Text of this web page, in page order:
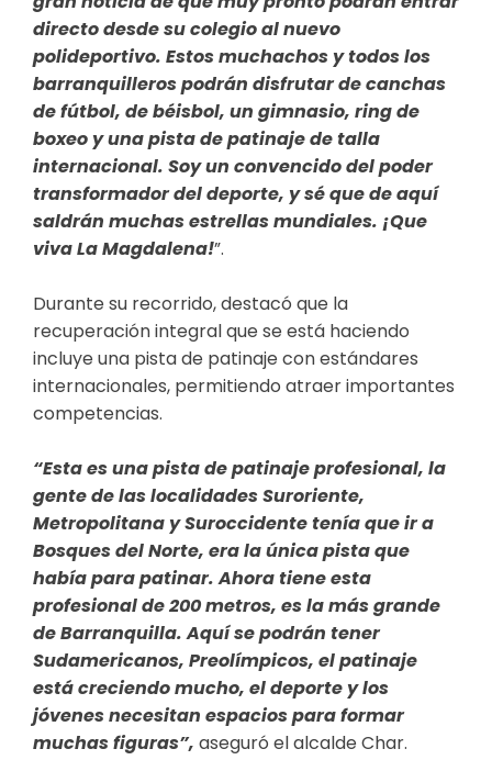
directo desde su colegio al nuevo
polideportivo. Estos muchachos y todos los
barranquilleros podrán disfrutar de canchas
de fútbol, de béisbol, un gimnasio, ring de
boxeo y una pista de patinaje de talla
internacional. Soy un convencido del poder
transformador del deporte, y sé que de aquí
saldrán muchas estrellas mundiales. ¡Que
viva La Magdalena!”.
Durante su recorrido, destacó que la
recuperación integral que se está haciendo
incluye una pista de patinaje con estándares
internacionales, permitiendo atraer importantes
competencias.
“Esta es una pista de patinaje profesional, la
gente de las localidades Suroriente,
Metropolitana y Suroccidente tenía que ir a
Bosques del Norte, era la única pista que
había para patinar. Ahora tiene esta
profesional de 200 metros, es la más grande
de Barranquilla. Aquí se podrán tener
Sudamericanos, Preolímpicos, el patinaje
está creciendo mucho, el deporte y los
jóvenes necesitan espacios para formar
muchas figuras”, aseguró el alcalde Char.